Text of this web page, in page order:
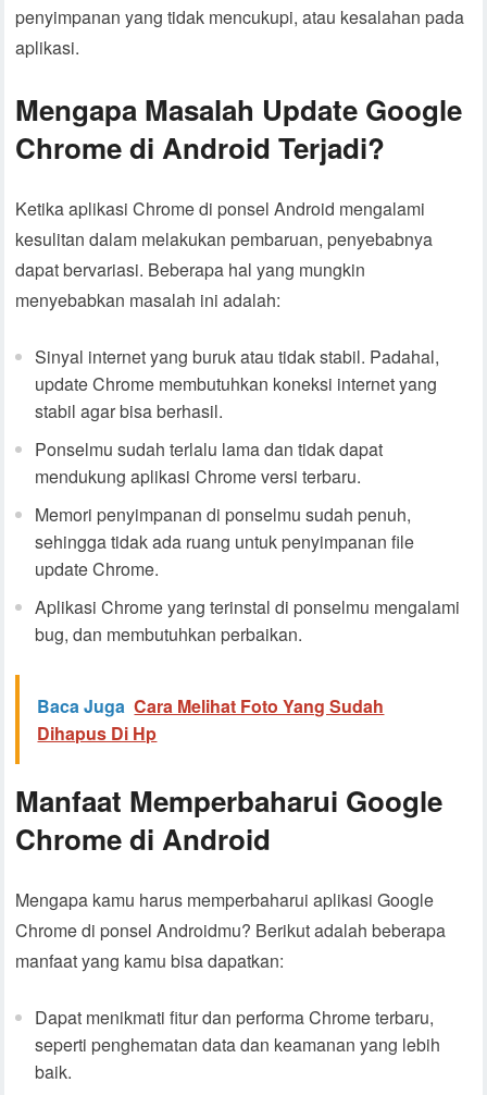
penyimpanan yang tidak mencukupi, atau kesalahan pada
aplikasi.
Mengapa Masalah Update Google
Chrome di Android Terjadi?
Ketika aplikasi Chrome di ponsel Android mengalami
kesulitan dalam melakukan pembaruan, penyebabnya
dapat bervariasi. Beberapa hal yang mungkin
menyebabkan masalah ini adalah:
Sinyal internet yang buruk atau tidak stabil. Padahal,
update Chrome membutuhkan koneksi internet yang
stabil agar bisa berhasil.
Ponselmu sudah terlalu lama dan tidak dapat
mendukung aplikasi Chrome versi terbaru.
Memori penyimpanan di ponselmu sudah penuh,
sehingga tidak ada ruang untuk penyimpanan file
update Chrome.
Aplikasi Chrome yang terinstal di ponselmu mengalami
bug, dan membutuhkan perbaikan.
Baca Juga Cara Melihat Foto Yang Sudah
Dihapus Di Hp
Manfaat Memperbaharui Google
Chrome di Android
Mengapa kamu harus memperbaharui aplikasi Google
Chrome di ponsel Androidmu? Berikut adalah beberapa
manfaat yang kamu bisa dapatkan:
Dapat menikmati fitur dan performa Chrome terbaru,
seperti penghematan data dan keamanan yang lebih
baik.